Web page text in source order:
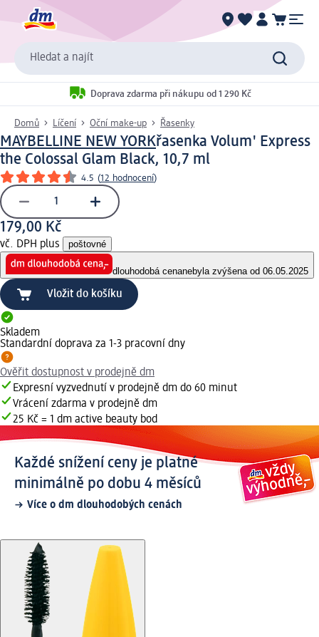
Hledat a najít
Doprava zdarma při nákupu od 1 290 Kč
Domů Líčení Oční make-up Řasenky
MAYBELLINE NEW YORKřasenka Volum' Express
the Colossal Glam Black, 10,7 ml
4.5 (12 hodnocení)
179,00 Kč
vč. DPH plus poštovné
dlouhodobá cenanebyla zvýšena od 06.05.2025
Vložit do košíku
Skladem
Standardní doprava za 1-3 pracovní dny
Ověřit dostupnost v prodejně dm
Expresní vyzvednutí v prodejně dm do 60 minut
Vrácení zdarma v prodejně dm
25 Kč = 1 dm active beauty bod
Každé snížení ceny je platné
minimálně po dobu 4 měsíců
Více o dm dlouhodobých cenách